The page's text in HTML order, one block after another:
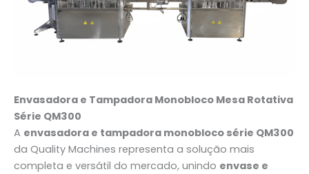
Envasadora e Tampadora Monobloco Mesa Rotativa
Série QM300
A envasadora e tampadora monobloco série QM300
da Quality Machines representa a solução mais
completa e versátil do mercado, unindo envase e